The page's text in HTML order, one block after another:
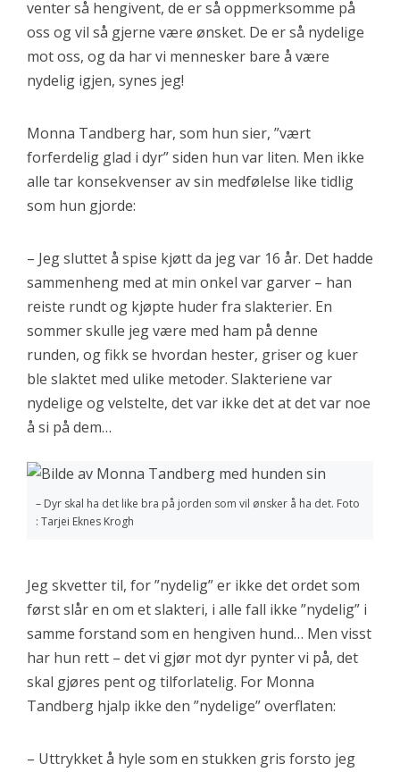
venter så hengivent, de er så oppmerksomme på
oss og vil så gjerne være ønsket. De er så nydelige
mot oss, og da har vi mennesker bare å være
nydelig igjen, synes jeg!
Monna Tandberg har, som hun sier, ”vært
forferdelig glad i dyr” siden hun var liten. Men ikke
alle tar konsekvenser av sin medfølelse like tidlig
som hun gjorde:
– Jeg sluttet å spise kjøtt da jeg var 16 år. Det hadde
sammenheng med at min onkel var garver – han
reiste rundt og kjøpte huder fra slakterier. En
sommer skulle jeg være med ham på denne
runden, og fikk se hvordan hester, griser og kuer
ble slaktet med ulike metoder. Slakteriene var
nydelige og velstelte, det var ikke det at det var noe
å si på dem…
– Dyr skal ha det like bra på jorden som vil ønsker å ha det. Foto
: Tarjei Eknes Krogh
Jeg skvetter til, for ”nydelig” er ikke det ordet som
først slår en om et slakteri, i alle fall ikke ”nydelig” i
samme forstand som en hengiven hund… Men visst
har hun rett – det vi gjør mot dyr pynter vi på, det
skal gjøres pent og tilforlatelig. For Monna
Tandberg hjalp ikke den ”nydelige” overflaten:
– Uttrykket å hyle som en stukken gris forsto jeg